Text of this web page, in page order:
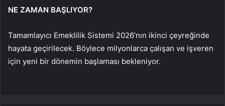
NE ZAMAN BAŞLIYOR?
Tamamlayıcı Emeklilik Sistemi 2026’nın ikinci çeyreğinde
hayata geçirilecek. Böylece milyonlarca çalışan ve işveren
için yeni bir dönemin başlaması bekleniyor.